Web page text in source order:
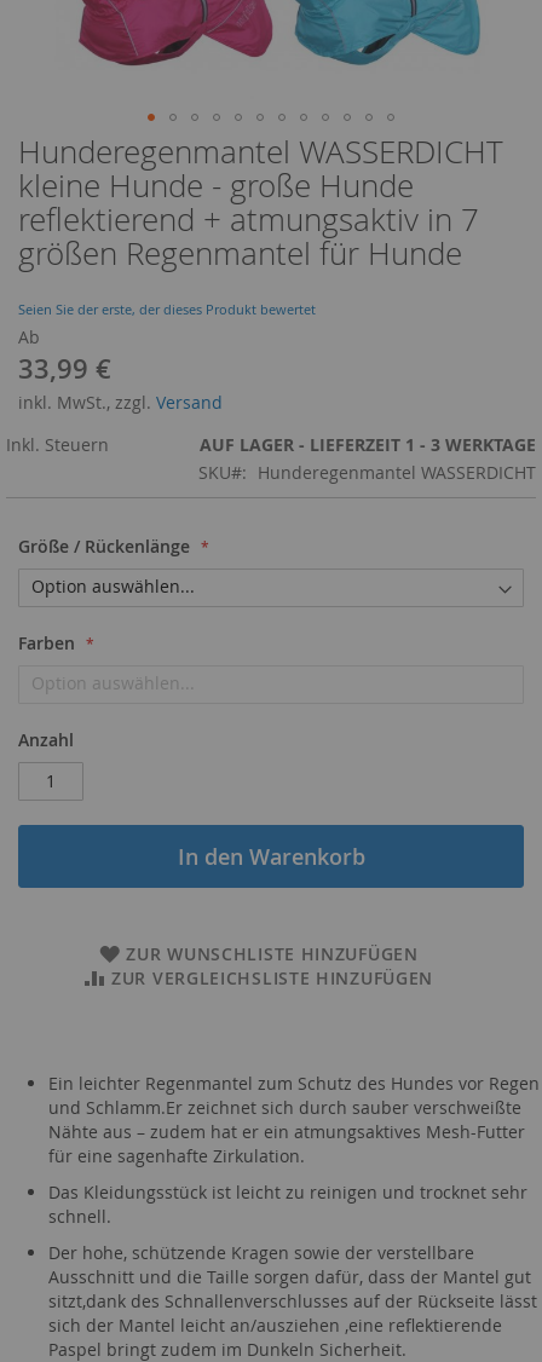
Hunderegenmantel WASSERDICHT
kleine Hunde - große Hunde
reflektierend + atmungsaktiv in 7
größen Regenmantel für Hunde
Seien Sie der erste, der dieses Produkt bewertet
Ab
33,99 €
inkl. MwSt., zzgl. Versand
AUF LAGER - LIEFERZEIT 1 - 3 WERKTAGE
SKU
Hunderegenmantel WASSERDICHT
Inkl. Steuern
Größe / Rückenlänge
Farben
Anzahl
In den Warenkorb
ZUR WUNSCHLISTE HINZUFÜGEN
ZUR VERGLEICHSLISTE HINZUFÜGEN
Zum
Anfang
der
Bildergalerie
springen
Ein leichter Regenmantel zum Schutz des Hundes vor Regen
und Schlamm.Er zeichnet sich durch sauber verschweißte
Nähte aus – zudem hat er ein atmungsaktives Mesh-Futter
für eine sagenhafte Zirkulation.
Das Kleidungsstück ist leicht zu reinigen und trocknet sehr
schnell.
Der hohe, schützende Kragen sowie der verstellbare
Ausschnitt und die Taille sorgen dafür, dass der Mantel gut
sitzt,dank des Schnallenverschlusses auf der Rückseite lässt
sich der Mantel leicht an/ausziehen ,eine reflektierende
Paspel bringt zudem im Dunkeln Sicherheit.